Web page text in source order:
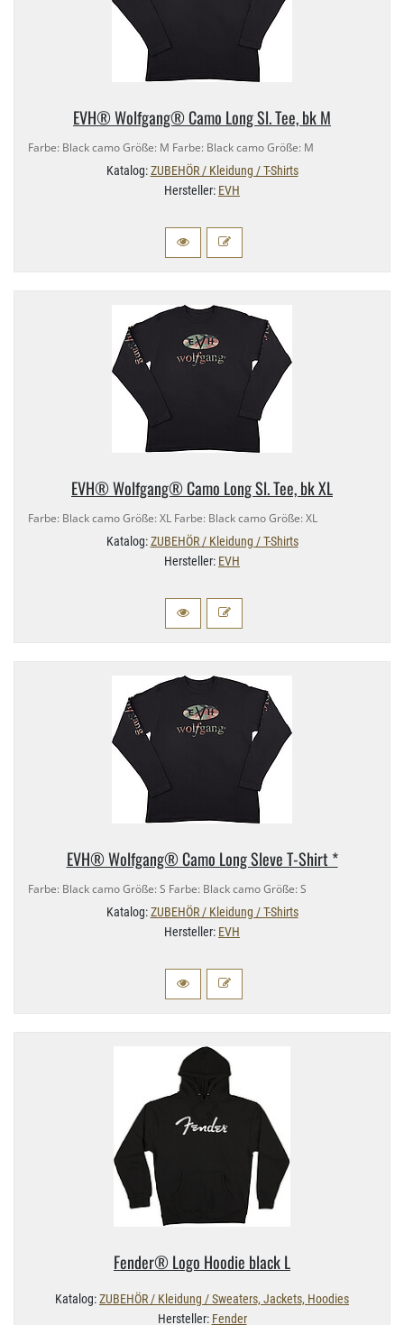
EVH® Wolfgang® Camo Long Sl. Tee, bk M
Farbe: Black camo Größe: M Farbe: Black camo Größe: M
Katalog:ZUBEHÖR / Kleidung / T-Shirts
Hersteller: EVH
EVH® Wolfgang® Camo Long Sl. Tee, bk XL
Farbe: Black camo Größe: XL Farbe: Black camo Größe: XL
Katalog:ZUBEHÖR / Kleidung / T-Shirts
Hersteller: EVH
EVH® Wolfgang® Camo Long Sleve T-​Shirt *
Farbe: Black camo Größe: S Farbe: Black camo Größe: S
Katalog:ZUBEHÖR / Kleidung / T-Shirts
Hersteller: EVH
Fender® Logo Hoodie black L
Katalog:ZUBEHÖR / Kleidung / Sweaters, Jackets, Hoodies
Hersteller: Fender